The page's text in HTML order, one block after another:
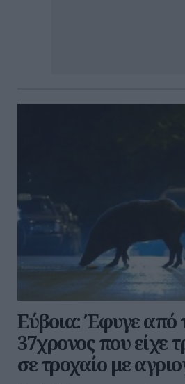
Εύβοια: Έφυγε από
37χρονος που είχε
σε τροχαίο με